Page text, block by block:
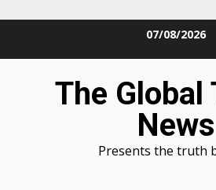
07/08/2026
The Global
News
Presents the truth